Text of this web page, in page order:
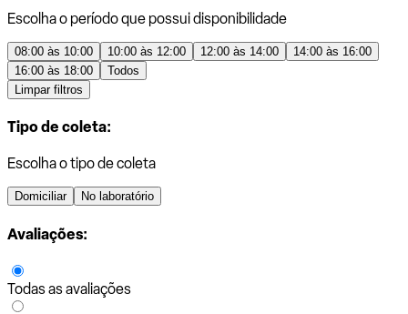
Escolha o período que possui disponibilidade
08:00 às 10:00 10:00 às 12:00 12:00 às 14:00
14:00 às 16:00
16:00 às 18:00
Todos
Limpar filtros
Tipo de coleta:
Escolha o tipo de coleta
Domiciliar No laboratório
Avaliações:
Todas as avaliações